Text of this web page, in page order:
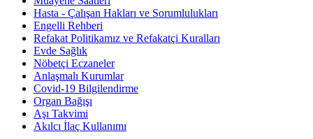
Hasta - Çalışan Hakları ve Sorumlulukları
Engelli Rehberi
Refakat Politikamız ve Refakatçi Kuralları
Evde Sağlık
Nöbetçi Eczaneler
Anlaşmalı Kurumlar
Covid-19 Bilgilendirme
Organ Bağışı
Aşı Takvimi
Akılcı İlaç Kullanımı